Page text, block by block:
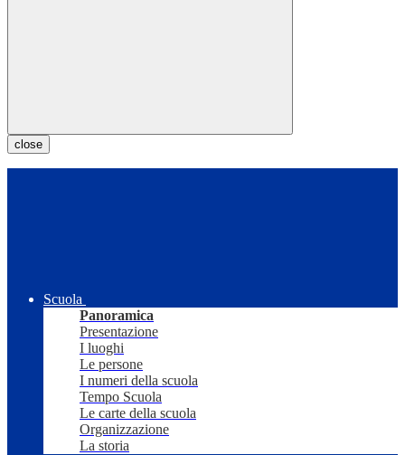
close
Scuola
Panoramica
Presentazione
I luoghi
Le persone
I numeri della scuola
Tempo Scuola
Le carte della scuola
Organizzazione
La storia